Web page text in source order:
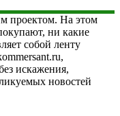
проектом. На этом
ни какие
собой ленту
искажения,
новостей